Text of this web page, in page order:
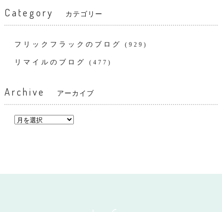
Category カテゴリー
フリックフラックのブログ (929)
リマイルのブログ (477)
Archive アーカイブ